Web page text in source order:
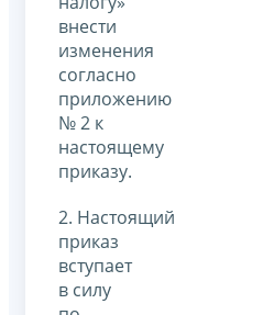
внести
изменения
согласно
приложению
№ 2 к
настоящему
приказу.
2. Настоящий
приказ
вступает
в силу